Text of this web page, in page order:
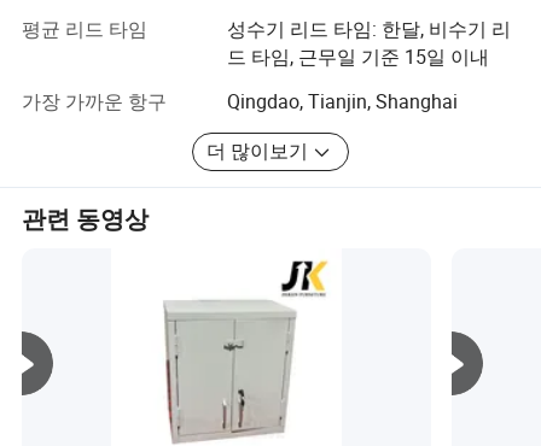
설립 이후 국내외 사무용품 개발을 촉진하기 위해 필링 캐
비닛 시리즈, 스토리지 캐비닛 시리즈, 홈 캐비닛 시리즈, 빽
했다. 미국 전역의 주요 도시에 강력한 마케팅 네트워크 및
서비스 시스템을 구축하십시오. 이 회사는 고품질의 제품,
합리적인 가격, 완벽한 서비스로 고객의 요구를 충족시킵니
다. 고객이 쉽게 구매하고 편안하게 사용할 수 있도록 합니
다. 영국, 프랑스, 미국, 동남아시아, 중동 및 기타 국가와 지
지속적으로 제품을 업데이트하고 사회적 진보를 위한 요구
를 충족하기 위해 이 회사는 매년 매출액의 5%~10%를 신
제품 연구 개발 및 교체에 투자하고 있습니다. 개발, 홍보,
예약, 제거 실현 정책을 고수합니다. 평균적으로 3-5가지의
새로운 스타일이 도입되어 제이켄의 가구가 항상 소설, 패
평균 리드 타임
성수기 리드 타임: 한달, 비수기 리
드 타임, 근무일 기준 15일 이내
가장 가까운 항구
Qingdao, Tianjin, Shanghai
더 많이보기
관련 동영상